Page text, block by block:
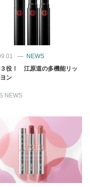
NEWS
３役！ 江原道の多機能リッ
ン
NEWS